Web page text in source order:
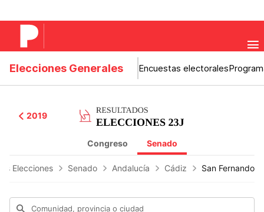
Elecciones Generales Encuestas electorales
2019
Congreso Senado
Elecciones Senado Andalucía Cádiz San Fernando
Comunidad, provincia o ciudad